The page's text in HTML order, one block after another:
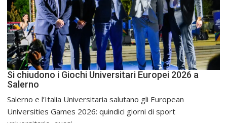
Si chiudono i Giochi Universitari Europei 2026 a
Salerno
Salerno e l’Italia Universitaria salutano gli European
Universities Games 2026: quindici giorni di sport